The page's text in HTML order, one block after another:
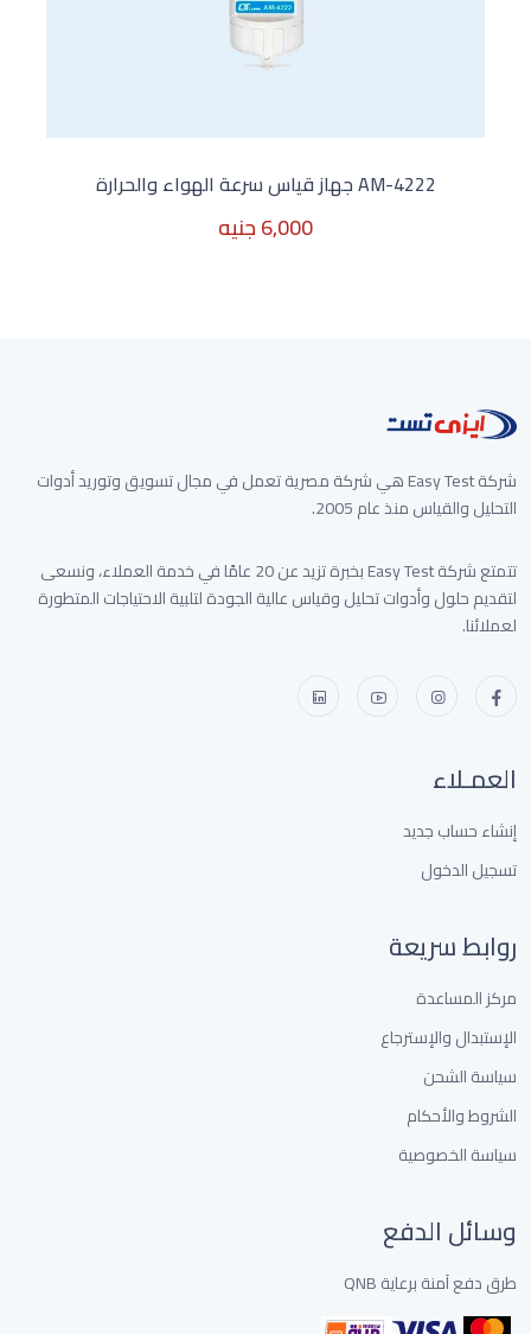
AM-4222 جهاز قياس سرعة الهواء والحرارة
6,000 جنيه
شركة Easy Test هي شركة مصرية تعمل في مجال تسويق وتوريد أدوات
التحليل والقياس منذ عام 2005.
تتمتع شركة Easy Test بخبرة تزيد عن 20 عامًا في خدمة العملاء، ونسعى
لتقديم حلول وأدوات تحليل وقياس عالية الجودة لتلبية الاحتياجات المتطورة
لعملائنا.
العمـلاء
إنشاء حساب جديد
تسجيل الدخول
روابط سريعة
مركز المساعدة
الإستبدال والإسترجاع
سياسة الشحن
الشروط والأحكام
سياسة الخصوصية
وسائل الدفع
طرق دفع آمنة برعاية QNB